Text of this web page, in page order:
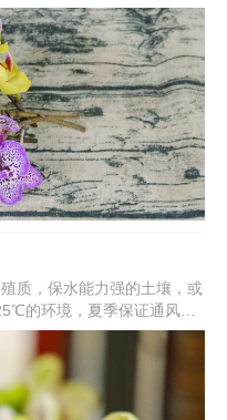
用铁丝和木架支撑植株，并
夏季高于30℃要注意降温，
质，保水能力强的土壤，或
的环境，夏季保证通风良
湿润环境，见干就需及时浇
施肥液，确保营养足。光照
光，缺光会影响开花。